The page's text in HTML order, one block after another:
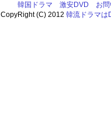
韓国ドラマ 激安DVD
お
CopyRight (C) 2012韓流ドラマは